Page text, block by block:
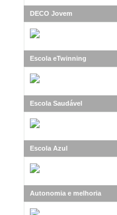
DECO Jovem
Escola eTwinning
Escola Saudável
Escola Azul
Autonomia e melhoria